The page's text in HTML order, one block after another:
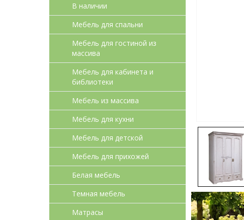
В наличии
Мебель для спальни
Мебель для гостиной из
массива
Мебель для кабинета и
библиотеки
Мебель из массива
Мебель для кухни
Мебель для детcкой
Мебель для прихожей
Белая мебель
Темная мебель
Матрасы